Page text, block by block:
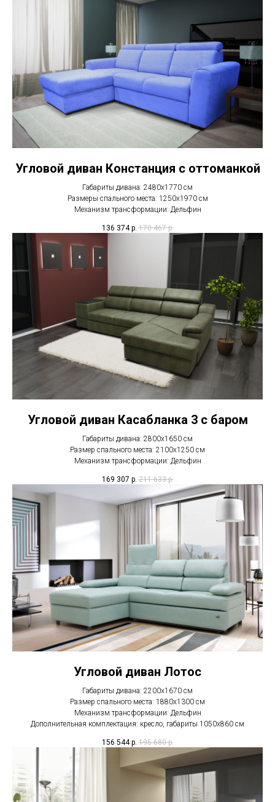
Угловой диван Констанция с оттоманкой
Габариты дивана: 2480х1770 см
Размеры спального места: 1250х1970 см
Механизм трансформации: Дельфин
136 374 р. 170 467 р.
Угловой диван Касабланка 3 с баром
Габариты дивана: 2800х1650 см
Размер спального места: 2100х1250 см
Механизм трансформации: Дельфин
169 307 р. 211 633 р.
Угловой диван Лотос
Габариты дивана: 2200х1670 см
Размер спального места: 1880х1300 см
Механизм трансформации: Дельфин
Дополнительная комплектация: кресло, габариты 1050х860 см
156 544 р. 195 680 р.